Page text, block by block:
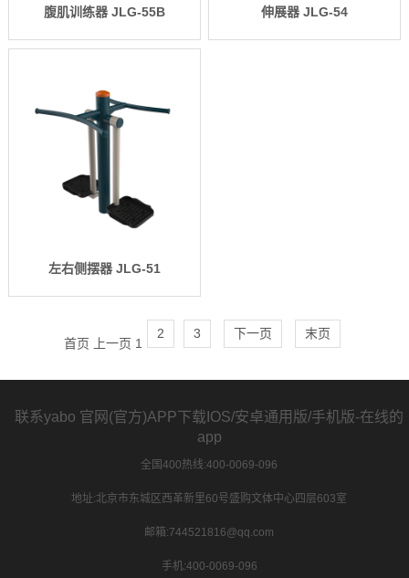
腹肌训练器 JLG-55B 伸展器 JLG-54
左右侧摆器 JLG-51
首页 上一页 1
2 3 下一页 末页
联系yabo 官网(官方)APP下载IOS/安卓通用版/手机版-在线的
app
全国400热线:400-0069-096
地址:北京市东城区西革新里60号盛购文体中心四层603室
邮箱:744521816@qq.com
手机:400-0069-096